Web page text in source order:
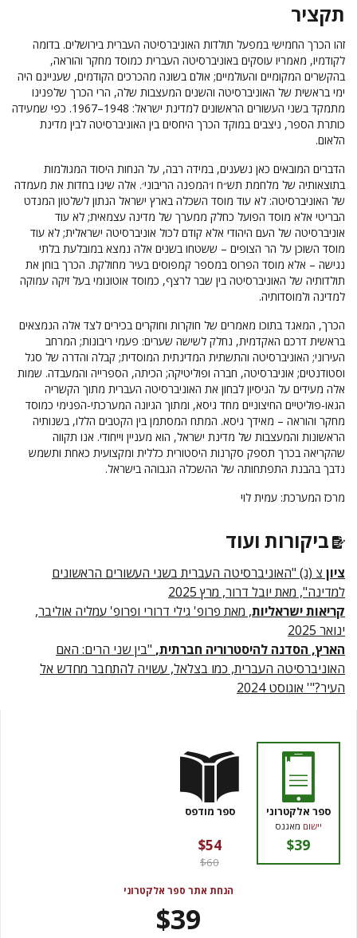
תקציר
זהו הכרך החמישי במפעל תולדות האוניברסיטה העברית בירושלים. בדומה
לקודמיו, מאמריו עוסקים באוניברסיטה העברית כמוסד מחקר והוראה,
בהקשרים המקומיים והעולמיים; אולם בשונה מהכרכים הקודמים, שעניינם היה
ימי בראשית של האוניברסיטה והשנים המעצבות שלה, הרי הכרך שלפנינו
מתמקד בשני העשורים הראשונים למדינת ישראל: 1948–1967. כפי שמעידה
כותרת הספר, ניצבים במוקד הכרך היחסים בין האוניברסיטה לבין מדינת
הלאום.
הדברים המובאים כאן נשענים, במידה רבה, על הנחות היסוד המגולמות
בתוצאותיה של מלחמת תש״ח ו׳המפנה הריבוני׳. אלה שינו בחדות את מעמדה
של האוניברסיטה: לא עוד מוסד השכלה בארץ ישראל הנתון לשלטון המנדט
הבריטי אלא מוסד הפועל כחלק ממערך של מדינה עצמאית; לא עוד
אוניברסיטה של העם היהודי אלא קודם לכול אוניברסיטה ישראלית; לא עוד
מוסד השוכן על הר הצופים – ששטחו בשנים אלה נמצא במובלעת בלתי
נגישה – אלא מוסד הפרוס במספר קמפוסים בעיר מחולקת. הכרך בוחן את
תולדותיה של האוניברסיטה בין שבר לרצף, כמוסד אוטונומי בעל זיקה עמוקה
למדינה ולמוסדותיה.
הכרך, המאגד בתוכו מאמרים של חוקרות וחוקרים בכירים לצד אלה הנמצאים
בראשית דרכם האקדמית, נחלק לשישה שערים: פעמי ריבונות; המרחב
העירוני; האוניברסיטה והתשתית המדינתית המוסדית; קבלה והדרה של סגל
וסטודנטים; אוניברסיטה, חברה ופוליטיקה; הכיתה, הספרייה והמעבדה. שמות
אלה מעידים על הניסיון לבחון את האוניברסיטה העברית מתוך הקשריה
הגאו-פוליטיים החיצוניים מחד גיסא, ומתוך הגיונה המערכתי-הפנימי כמוסד
מחקר והוראה – מאידך גיסא. המתח המסתמן בין הקטבים הללו, בשנותיה
הראשונות והמעצבות של מדינת ישראל, הוא מעניין וייחודי. אנו תקווה
שהקריאה בכרך תספק סקרנות היסטורית כללית ומקצועית כאחת ותשמש
נדבך בהבנת התפתחותה של ההשכלה הגבוהה בישראל.
מרכז המערכת: עמית לוי
ביקורות ועוד
ציון צ (ג) "האוניברסיטה העברית בשני העשורים הראשונים
למדינה", מאת יובל דרור, מרץ 2025
קריאות ישראליות, מאת פרופ' גילי דרורי ופרופ' עמליה אוליבר,
ינואר 2025
הארץ, הסדנה להיסטרוריה חברתית, "בין שני הרים: האם
האוניברסיטה העברית, כמו בצלאל, עשויה להתחבר מחדש אל
העיר?"' אוגוסט 2024
ספר אלקטרוני
יישום מאגנס
$39
ספר מודפס
$54
$60
הנחת אתר ספר אלקטרוני
$39